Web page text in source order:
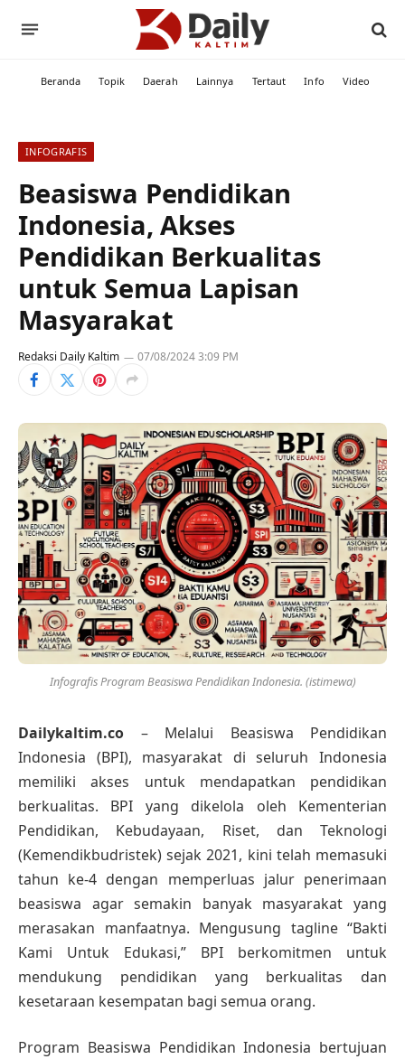
Beranda Topik Daerah Lainnya Tertaut Info Video
INFOGRAFIS
Beasiswa Pendidikan
Indonesia, Akses
Pendidikan Berkualitas
untuk Semua Lapisan
Masyarakat
Redaksi Daily Kaltim 07/08/2024 3:09 PM
Infografis Program Beasiswa Pendidikan Indonesia. (istimewa)
Dailykaltim.co – Melalui Beasiswa Pendidikan
Indonesia (BPI), masyarakat di seluruh Indonesia
memiliki akses untuk mendapatkan pendidikan
berkualitas. BPI yang dikelola oleh Kementerian
Pendidikan, Kebudayaan, Riset, dan Teknologi
(Kemendikbudristek) sejak 2021, kini telah memasuki
tahun ke-4 dengan memperluas jalur penerimaan
beasiswa agar semakin banyak masyarakat yang
merasakan manfaatnya. Mengusung tagline “Bakti
Kami Untuk Edukasi,” BPI berkomitmen untuk
mendukung pendidikan yang berkualitas dan
kesetaraan kesempatan bagi semua orang.
Program Beasiswa Pendidikan Indonesia bertujuan